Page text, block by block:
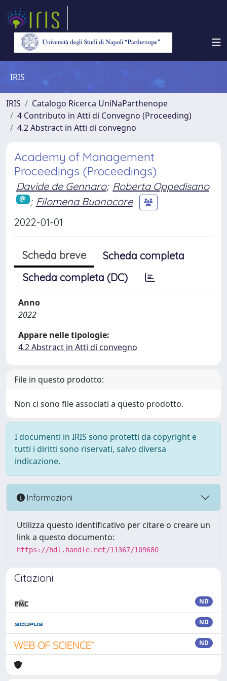
IRIS
IRIS
Catalogo Ricerca UniNaParthenope
4 Contributo in Atti di Convegno (Proceeding)
4.2 Abstract in Atti di convegno
Academy of Management
Proceedings (Proceedings)
Davide de Gennaro; Roberta Oppedisano
; Filomena Buonocore
2022-01-01
Scheda breve
Scheda completa
Scheda completa (DC)
Anno
2022
Appare nelle tipologie:
4.2 Abstract in Atti di convegno
File in questo prodotto:
Non ci sono file associati a questo prodotto.
I documenti in IRIS sono protetti da copyright e
tutti i diritti sono riservati, salvo diversa
indicazione.
Informazioni
Utilizza questo identificativo per citare o creare un
link a questo documento:
https://hdl.handle.net/11367/109680
Citazioni
ND
ND
ND